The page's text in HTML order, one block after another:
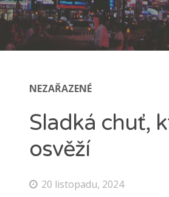
NEZAŘAZENÉ
Sladká chuť,
osvěží
20 listopadu, 2024